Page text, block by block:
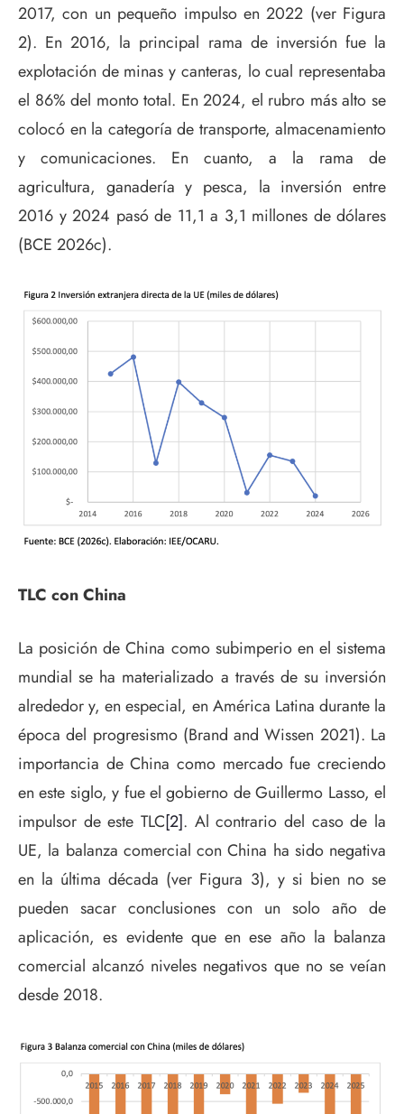
2017, con un pequeño impulso en 2022 (ver Figura
2). En 2016, la principal rama de inversión fue la
explotación de minas y canteras, lo cual representaba
el 86% del monto total. En 2024, el rubro más alto se
colocó en la categoría de transporte, almacenamiento
y comunicaciones. En cuanto, a la rama de
agricultura, ganadería y pesca, la inversión entre
2016 y 2024 pasó de 11,1 a 3,1 millones de dólares
(BCE 2026c).
TLC con China
La posición de China como subimperio en el sistema
mundial se ha materializado a través de su inversión
alrededor y, en especial, en América Latina durante la
época del progresismo (Brand and Wissen 2021). La
importancia de China como mercado fue creciendo
en este siglo, y fue el gobierno de Guillermo Lasso, el
impulsor de este TLC[2]. Al contrario del caso de la
UE, la balanza comercial con China ha sido negativa
en la última década (ver Figura 3), y si bien no se
pueden sacar conclusiones con un solo año de
aplicación, es evidente que en ese año la balanza
comercial alcanzó niveles negativos que no se veían
desde 2018.